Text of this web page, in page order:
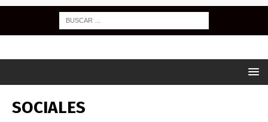
SOCIALES